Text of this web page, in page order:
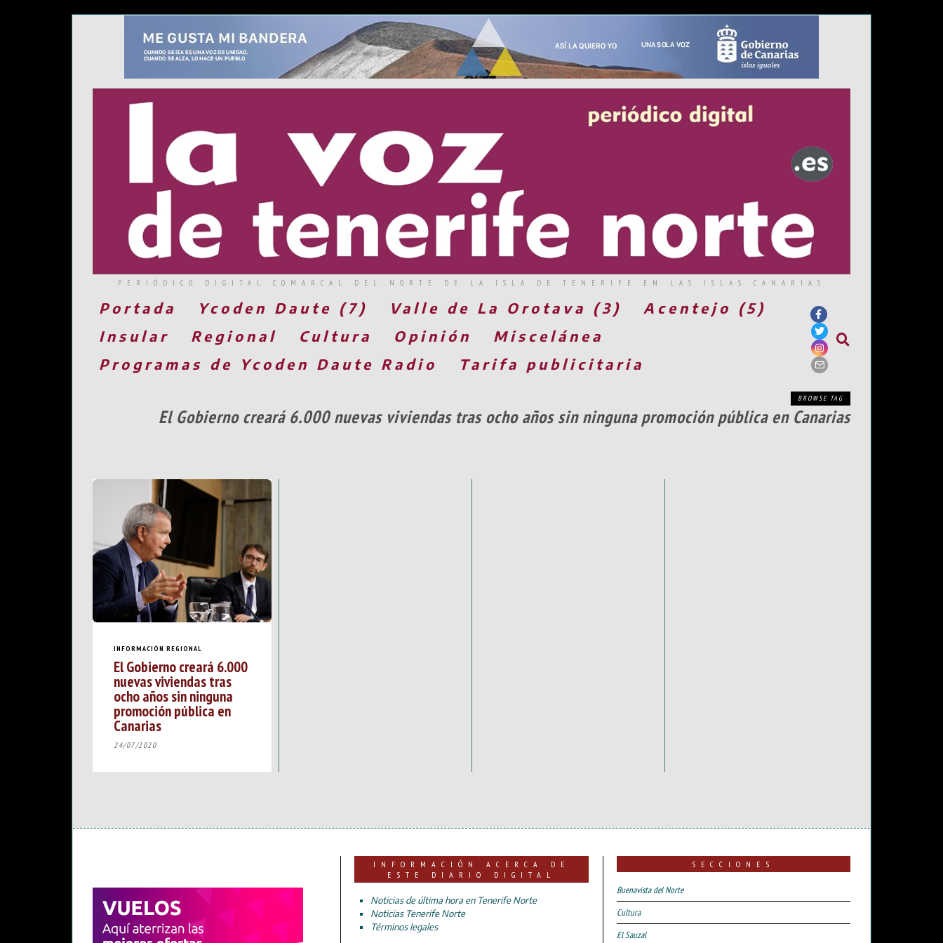
PERIÓDICO DIGITAL COMARCAL DEL NORTE DE LA ISLA DE TENERIFE EN LAS ISLAS CANARIAS
Portada Ycoden Daute (7) Valle de La Orotava (3)
Acentejo (5)
Insular
Regional Cultura Opinión
Miscelánea
Programas de Ycoden Daute Radio
Tarifa publicitaria
BROWSE TAG
El Gobierno creará 6.000 nuevas viviendas tras ocho años sin ninguna promoción pública en Canarias
INFORMACIÓN REGIONAL
El Gobierno creará 6.000
nuevas viviendas tras
ocho años sin ninguna
promoción pública en
Canarias
24/07/2020
INFORMACIÓN ACERCA DE
ESTE DIARIO DIGITAL
Noticias de última hora en Tenerife Norte
Noticias Tenerife Norte
Términos legales
SECCIONES
Buenavista del Norte
Cultura
El Sauzal